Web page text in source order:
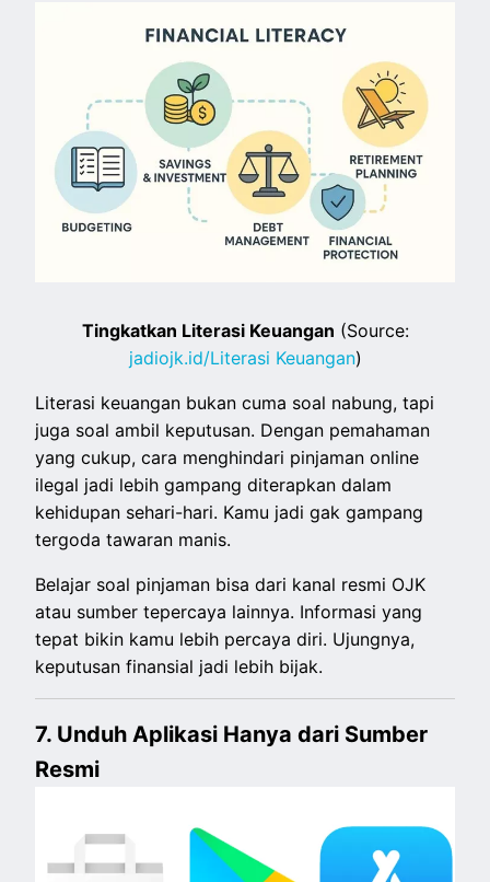
Tingkatkan Literasi Keuangan (Source:
jadiojk.id/Literasi Keuangan)
Literasi keuangan bukan cuma soal nabung, tapi
juga soal ambil keputusan. Dengan pemahaman
yang cukup, cara menghindari pinjaman online
ilegal jadi lebih gampang diterapkan dalam
kehidupan sehari-hari. Kamu jadi gak gampang
tergoda tawaran manis.
Belajar soal pinjaman bisa dari kanal resmi OJK
atau sumber tepercaya lainnya. Informasi yang
tepat bikin kamu lebih percaya diri. Ujungnya,
keputusan finansial jadi lebih bijak.
7. Unduh Aplikasi Hanya dari Sumber
Resmi